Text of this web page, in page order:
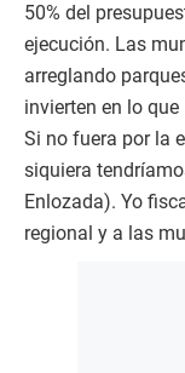
50% del
ejecución. Las
arreglando
invierten en lo
Si no fuera por la
siquiera
Enlozada). Yo
regional y a las